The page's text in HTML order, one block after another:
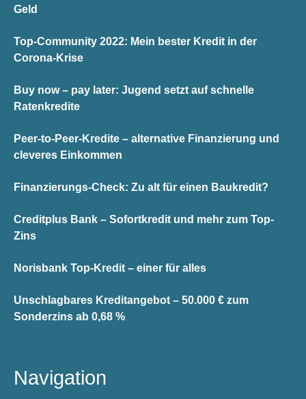
Geld
Top-Community 2022: Mein bester Kredit in der
Corona-Krise
Buy now – pay later: Jugend setzt auf schnelle
Ratenkredite
Peer-to-Peer-Kredite – alternative Finanzierung und
cleveres Einkommen
Finanzierungs-Check: Zu alt für einen Baukredit?
Creditplus Bank – Sofortkredit und mehr zum Top-
Zins
Norisbank Top-Kredit – einer für alles
Unschlagbares Kreditangebot – 50.000 € zum
Sonderzins ab 0,68 %
Navigation